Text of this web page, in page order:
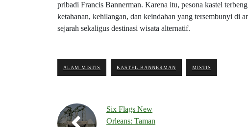
pribadi Francis Bannerman. Karena itu, pesona kastel
ketahanan, kehilangan, dan keindahan yang tersembunyi di
sejarah sekaligus destinasi wisata alternatif.
ALAM MISTIS KASTEL BANNERMAN MISTIS
Six Flags New
Orleans: Taman